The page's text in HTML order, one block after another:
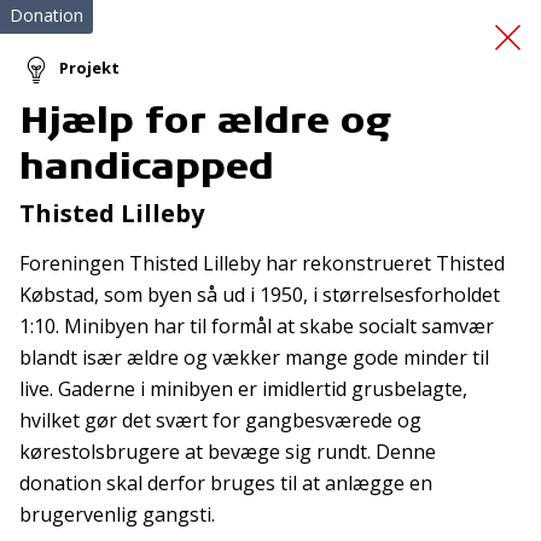
Redningsveste
Donation
Projekt
Hjælp for ældre og
handicapped
Thisted Lilleby
Foreningen Thisted Lilleby har rekonstrueret Thisted
Købstad, som byen så ud i 1950, i størrelsesforholdet
1:10. Minibyen har til formål at skabe socialt samvær
blandt især ældre og vækker mange gode minder til
live. Gaderne i minibyen er imidlertid grusbelagte,
hvilket gør det svært for gangbesværede og
kørestolsbrugere at bevæge sig rundt. Denne
donation skal derfor bruges til at anlægge en
brugervenlig gangsti.
Tilmeld nyhedsbrev
De seneste nyheder om TrygFondens og TryghedsGruppens
aktiviteter direkte i din indbakke.
Tilmeld